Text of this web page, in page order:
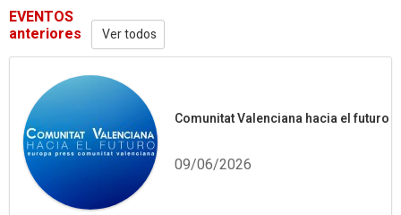
EVENTOS
anteriores Ver todos
Comunitat Valenciana hacia el futuro
09/06/2026